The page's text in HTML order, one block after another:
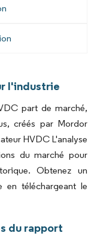
l'industrie
part de marché,
créés par Mordor
HVDC L'analyse
du marché pour
Obtenez un
en téléchargeant le
du rapport